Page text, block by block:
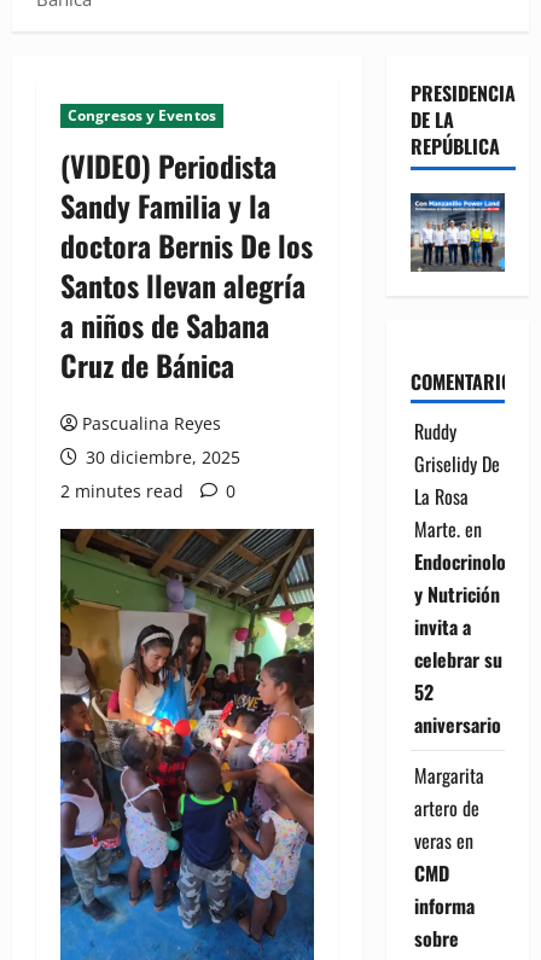
Congresos y Eventos
(VIDEO) Periodista
Sandy Familia y la
doctora Bernis De los
Santos llevan alegría
a niños de Sabana
Cruz de Bánica
Pascualina Reyes
30 diciembre, 2025
2 minutes read
0
PRESIDENCIA
DE LA
REPÚBLICA
COMENTARIOS
Ruddy
Griselidy De
La Rosa
Marte.en
Endocrinología
y Nutrición
invita a
celebrar su
52
aniversario
Margarita
artero de
verasen
CMD
informa
sobre